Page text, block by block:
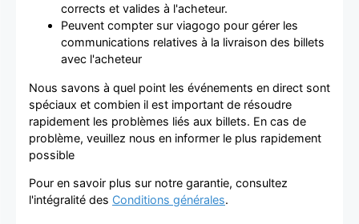
corrects et valides à l'acheteur.
Peuvent compter sur viagogo pour gérer les
communications relatives à la livraison des billets
avec l'acheteur
Nous savons à quel point les événements en direct sont
spéciaux et combien il est important de résoudre
rapidement les problèmes liés aux billets. En cas de
problème, veuillez nous en informer le plus rapidement
possible
Pour en savoir plus sur notre garantie, consultez
l'intégralité des Conditions générales.